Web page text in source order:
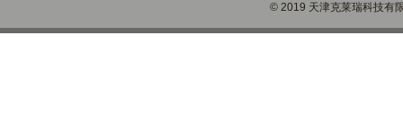
© 2019 天津克莱瑞科技有